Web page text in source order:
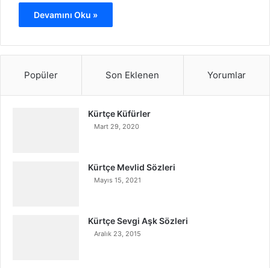
Devamını Oku »
Popüler Son Eklenen Yorumlar
Kürtçe Küfürler
Mart 29, 2020
Kürtçe Mevlid Sözleri
Mayıs 15, 2021
Kürtçe Sevgi Aşk Sözleri
Aralık 23, 2015